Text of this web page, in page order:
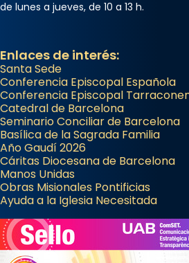
de lunes a jueves, de 10 a 13 h.
Enlaces de interés:
Santa Sede
Conferencia Episcopal Española
Conferencia Episcopal
Catedral de Barcelona
Seminario Conciliar de Barcelona
Basílica de la Sagrada Familia
Año Gaudí 2026
Cáritas Diocesana de Barcelona
Manos Unidas
Obras Misionales Pontificias
Ayuda a la Iglesia Necesitada